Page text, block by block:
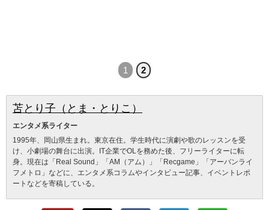
1 2
苫とり子（とま・とりこ）
エンタメ系ライター
1995年、岡山県生まれ。東京在住。学生時代に演劇や歌のレッスンを受
け、小劇場の舞台に出演。IT企業でOLを務めた後、フリーライターに転
身。現在は「Real Sound」「AM（アム）」「Recgame」「アーバンライ
フメトロ」などに、エンタメ系コラムやインタビュー記事、イベントレポ
ートなどを寄稿している。